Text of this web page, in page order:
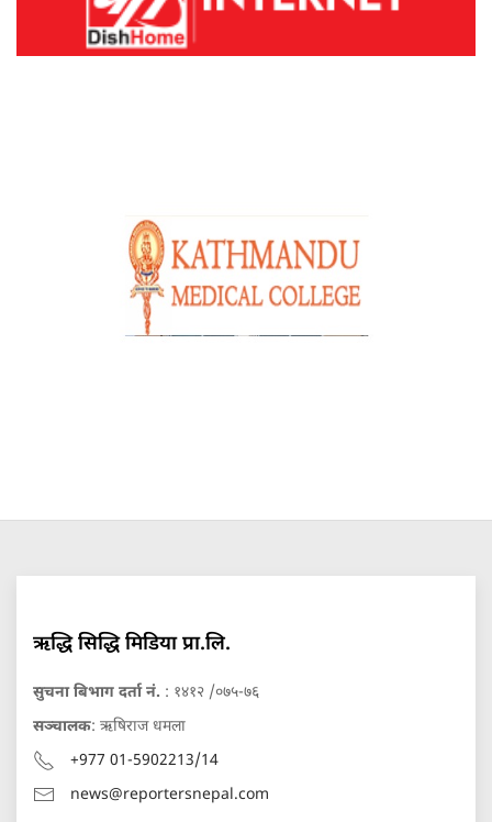
ऋद्धि सिद्धि मिडिया प्रा.लि.
सुचना बिभाग दर्ता नं. : १४१२ /०७५-७६
सञ्चालक: ऋषिराज धमला
+977 01-5902213/14
news@reportersnepal.com